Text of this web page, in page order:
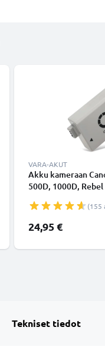
VARA-AKUT
Akku kameraan
500D, 1000D, Rebel
7.4V) tuotemerkiltä
(155
24,95 €
Tekniset tiedot